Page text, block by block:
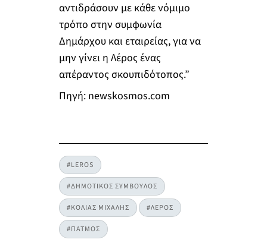
αντιδράσουν με κάθε νόμιμο
τρόπο στην συμφωνία
Δημάρχου και εταιρείας, για να
μην γίνει η Λέρος ένας
απέραντος σκουπιδότοπος.”
Πηγή: newskosmos.com
#LEROS
#ΔΗΜΟΤΙΚΟΣ ΣΥΜΒΟΥΛΟΣ
#ΚΟΛΙΑΣ ΜΙΧΑΛΗΣ #ΛΕΡΟΣ
#ΠΑΤΜΟΣ